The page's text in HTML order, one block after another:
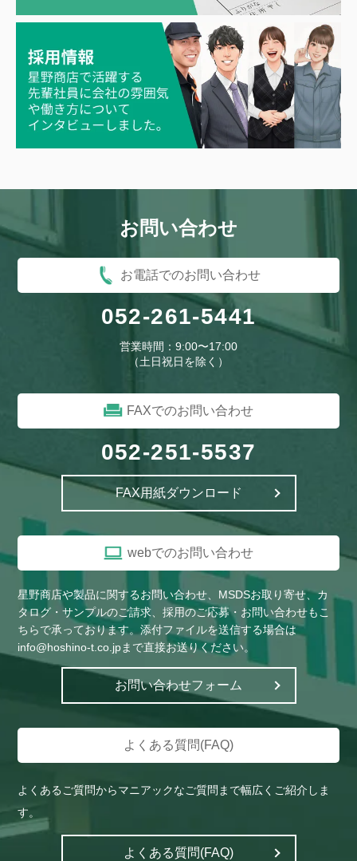
お問い合わせ
お電話でのお問い合わせ
052-261-5441
営業時間：9:00〜17:00
（土日祝日を除く）
FAXでのお問い合わせ
052-251-5537
FAX用紙ダウンロード
webでのお問い合わせ
星野商店や製品に関するお問い合わせ、MSDSお取り寄せ、カ
タログ・サンプルのご請求、採用のご応募・お問い合わせもこ
ちらで承っております。添付ファイルを送信する場合は
info@hoshino-t.co.jpまで直接お送りください。
お問い合わせフォーム
よくある質問(FAQ)
よくあるご質問からマニアックなご質問まで幅広くご紹介しま
す。
よくある質問(FAQ)